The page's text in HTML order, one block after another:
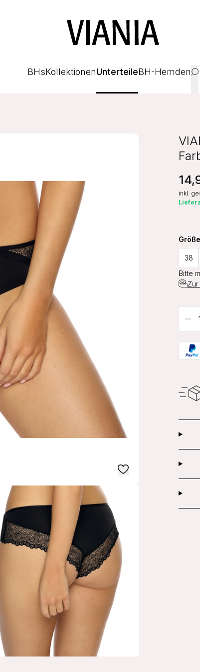
BHsKollektionenUnterteileBH-Hemden
inkl.
Größe
38
Bitte